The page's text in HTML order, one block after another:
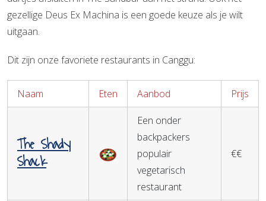
gezellige Deus Ex Machina is een goede keuze als je wilt
uitgaan.
Dit zijn onze favoriete restaurants in Canggu:
Naam Eten Aanbod Prijs
The Shady
Shack
Een onder
backpackers
populair
vegetarisch
restaurant
€€